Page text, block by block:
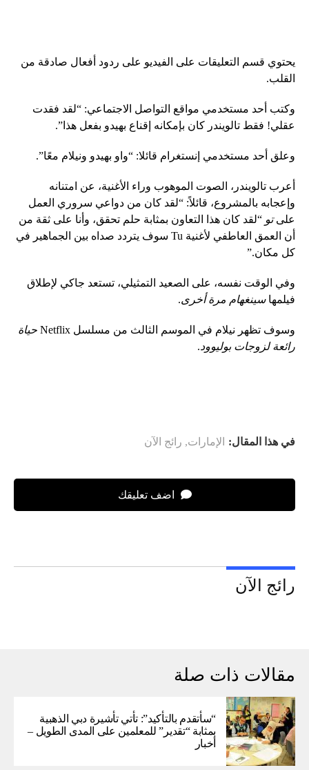
يحتوي قسم التعليقات على الفيديو على ردود أفعال صادقة من
القلب.
وكتب أحد مستخدمي مواقع التواصل الاجتماعي: “لقد فقدت
عقلي! فقط تالويندر كان بإمكانه إقناع بهيدو بفعل هذا”.
وعلق أحد مستخدمي إنستغرام قائلا: “واو بهيدو ونيلام معًا”.
أعرب تالويندر، الصوت الموهوب وراء الأغنية، عن امتنانه
وإعجابه بالمشروع، قائلاً: “لقد كان من دواعي سروري العمل
علىتو “لقد كان هذا التعاون بمثابة حلم تحقق، وأنا على ثقة من
أن العمق العاطفي لأغنية Tu سوف يتردد صداه بين الجماهير في
كل مكان.”
وفي الوقت نفسه، على الصعيد التمثيلي، تستعد جاكي لإطلاق
فيلمهاسينغهام مرة أخرى.
وسوف تظهر نيلام في الموسم الثالث من مسلسل Netflix
حياة
رائعة لزوجات بوليوود.
في هذا المقال: الإمارات, رائج الآن
اضف تعليقك
رائج الآن
مقالات ذات صلة
“سأتقدم بالتأكيد”: تأتي تأشيرة دبي الذهبية
بمثابة “تقدير” للمعلمين على المدى الطويل –
أخبار